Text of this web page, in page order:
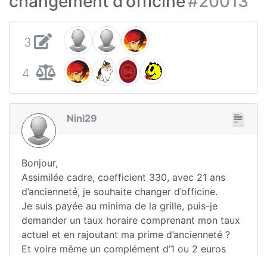
3
4
Nini29
Bonjour,
Assimilée cadre, coefficient 330, avec 21 ans
d’ancienneté, je souhaite changer d’officine.
Je suis payée au minima de la grille, puis-je
demander un taux horaire comprenant mon taux
actuel et en rajoutant ma prime d’ancienneté ?
Et voire même un complément d’1 ou 2 euros